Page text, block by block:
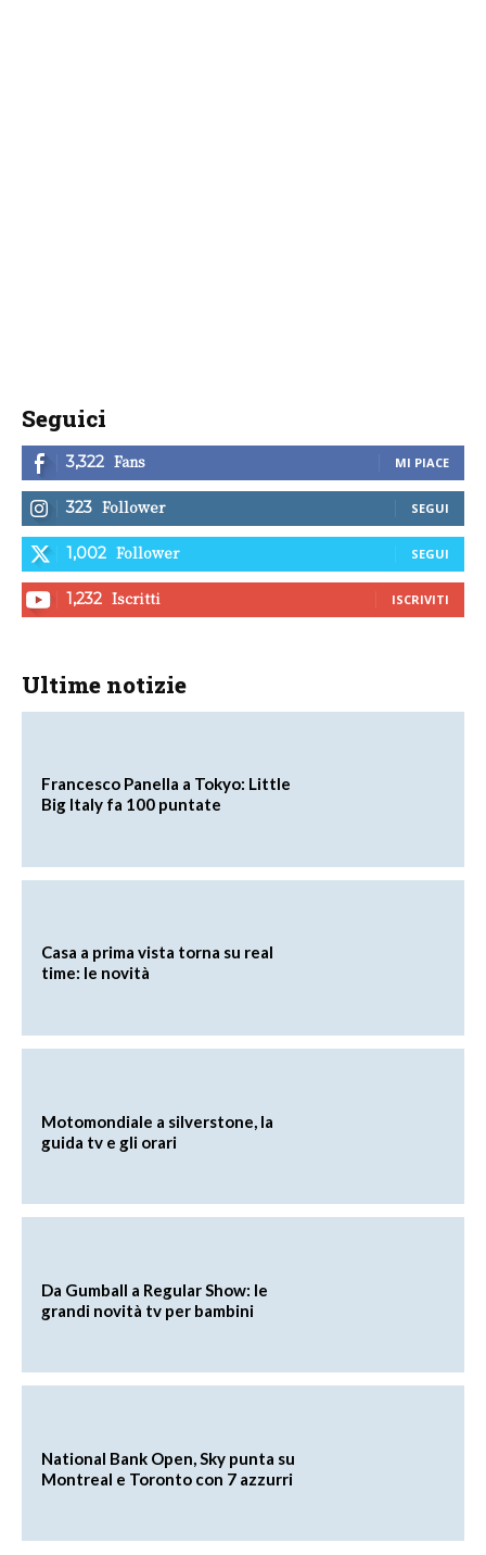
Seguici
3,322 Fans MI PIACE
323 Follower SEGUI
1,002 Follower SEGUI
1,232 Iscritti ISCRIVITI
Ultime notizie
Francesco Panella a Tokyo: Little
Big Italy fa 100 puntate
Casa a prima vista torna su real
time: le novità
Motomondiale a silverstone, la
guida tv e gli orari
Da Gumball a Regular Show: le
grandi novità tv per bambini
National Bank Open, Sky punta su
Montreal e Toronto con 7 azzurri